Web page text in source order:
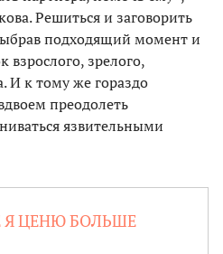
Решиться и заговорить
подходящий момент и
взрослого, зрелого,
И к тому же гораздо
преодолеть
язвительными
Я ЦЕНЮ БОЛЬШЕ